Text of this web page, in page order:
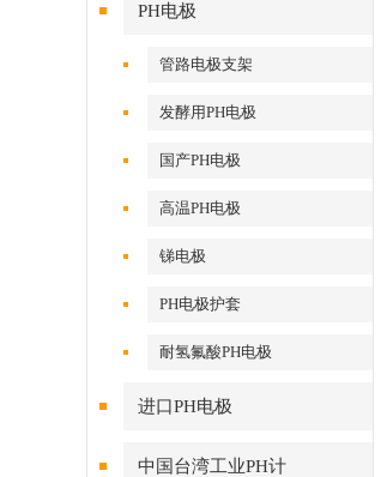
PH电极
管路电极支架
发酵用PH电极
国产PH电极
高温PH电极
锑电极
PH电极护套
耐氢氟酸PH电极
进口PH电极
中国台湾工业PH计